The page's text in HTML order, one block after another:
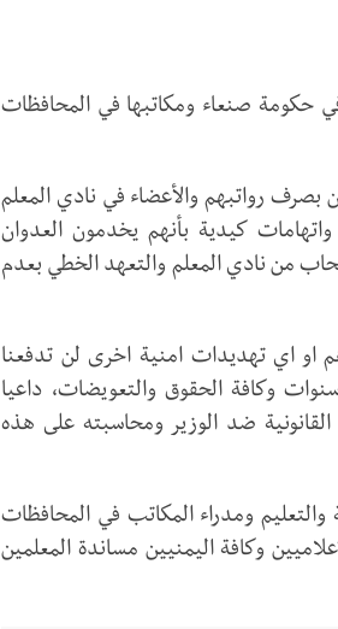
حكومة صنعاء ومكاتبها في المحافظات
بصرف رواتبهم والأعضاء في نادي المعلم
كيدية بأنهم يخدمون العدوان
من نادي المعلم والتعهد الخطي بعدم
او اي تهديدات امنية اخرى لن تدفعنا
وكافة الحقوق والتعويضات، داعيا
ضد الوزير ومحاسبته على هذه
والتعليم ومدراء المكاتب في المحافظات
وكافة اليمنيين مساندة المعلمين